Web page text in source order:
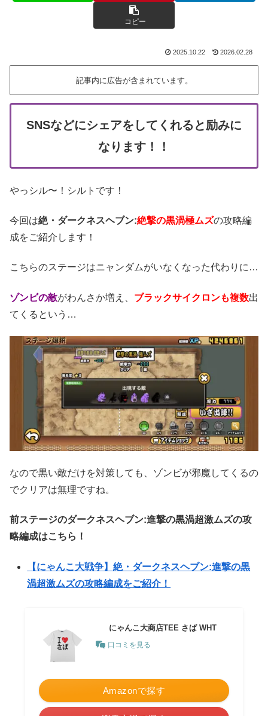
コピー
2025.10.22 2026.02.28
記事内に広告が含まれています。
SNSなどにシェアをしてくれると励みに
なります！！
やっシル〜！シルトです！
今回は絶・ダークネスヘブン:絶撃の黒渦極ムズの攻略編
成をご紹介します！
こちらのステージはニャンダムがいなくなった代わりに…
ゾンビの敵がわんさか増え、 ブラックサイクロンも複数出
てくるという…
なので黒い敵だけを対策しても、ゾンビが邪魔してくるの
でクリアは無理ですね。
前ステージのダークネスヘブン:進撃の黒渦超激ムズの攻
略編成はこちら！
【にゃんこ大戦争】絶・ダークネスヘブン:進撃の黒
渦超激ムズの攻略編成をご紹介！
にゃんこ大商店TEE さば WHT
口コミを見る
Amazonで探す